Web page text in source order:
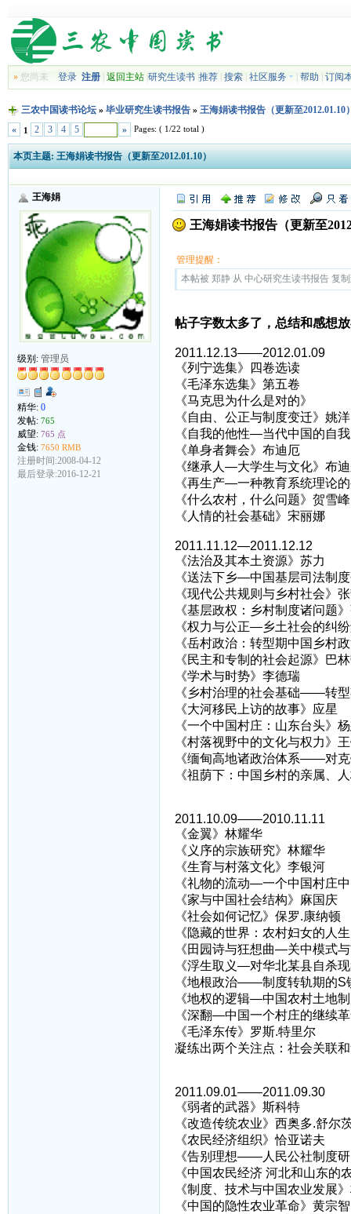
»您尚未 登录 注册| 返回主站| 研究生读书| 推荐| 搜索| 社区服务 帮助 订阅
三农中国读书论坛» 毕业研究生读书报告» 王海娟读书报告（更新至2012.01.10
«
1 2 3 4 5 » Pages: ( 1/22 total )
本页主题: 王海娟读书报告（更新至2012.01.10）
王海娟
级别: 管理员
精华: 0
发帖: 765
威望: 765 点
金钱: 7650 RMB
注册时间:2008-04-12
最后登录:2016-12-21
王海娟读书报告（更新至
管理提醒：
本帖被 郑静 从 中心研究生读书报告 复
帖子字数太多了，总结和感想
2011.12.13——2012.01.09
《列宁选集》四卷选读
《毛泽东选集》第五卷
《马克思为什么是对的》
《自由、公正与制度变迁》姚洋
《自我的他性—当代中国的自
《单身者舞会》布迪厄
《继承人—大学生与文化》布
《再生产—一种教育系统理论
《什么农村，什么问题》贺雪峰
《人情的社会基础》宋丽娜
2011.11.12—2011.12.12
《法治及其本土资源》苏力
《送法下乡—中国基层司法制
《现代公共规则与乡村社会》
《基层政权：乡村制度诸问题
《权力与公正—乡土社会的纠
《岳村政治：转型期中国乡村
《民主和专制的社会起源》巴
《学术与时势》李德瑞
《乡村治理的社会基础——转
《大河移民上访的故事》应星
《一个中国村庄：山东台头》
《村落视野中的文化与权力》
《缅甸高地诸政治体系——对
《祖荫下：中国乡村的亲属、
2011.10.09——2010.11.11
《金翼》林耀华
《义序的宗族研究》林耀华
《生育与村落文化》李银河
《礼物的流动—一个中国村庄
《家与中国社会结构》麻国庆
《社会如何记忆》保罗.康纳顿
《隐藏的世界：农村妇女的人
《田园诗与狂想曲—关中模式
《浮生取义—对华北某县自杀
《地根政治——制度转轨期的
《地权的逻辑—中国农村土地
《深翻—中国一个村庄的继续
《毛泽东传》罗斯.特里尔
凝练出两个关注点：社会关联
2011.09.01——2011.09.30
《弱者的武器》斯科特
《改造传统农业》西奥多.舒尔
《农民经济组织》恰亚诺夫
《告别理想——人民公社制度
《中国农民经济 河北和山东
《制度、技术与中国农业发展
《中国的隐性农业革命》黄宗智